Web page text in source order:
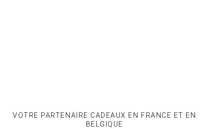
VOTRE PARTENAIRE CADEAUX EN FRANCE ET EN
BELGIQUE